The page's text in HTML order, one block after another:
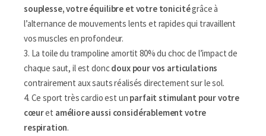
souplesse, votre équilibre et votre tonicitégrâce à
l’alternance de mouvements lents et rapides qui travaillent
vos muscles en profondeur.
3. La toile du trampoline amortit 80% du choc de l’impact de
chaque saut, il est doncdoux pour vos articulations
contrairement aux sauts réalisés directement sur le sol.
4. Ce sport très cardio est un parfait stimulant pour votre
cœuret améliore aussi considérablement votre
respiration.